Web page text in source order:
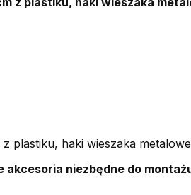
plastiku, haki wieszaka
niezbędne do